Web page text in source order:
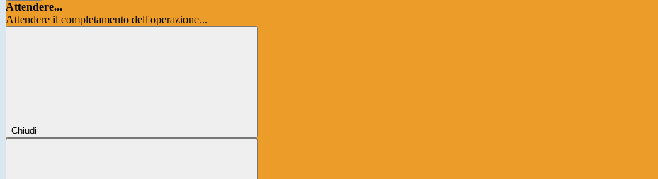
Attendere...
Attendere il completamento dell'operazione...
Chiudi